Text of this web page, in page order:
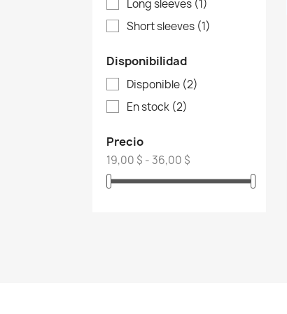
Long sleeves (1)
Short sleeves (1)
Disponibilidad
Disponible (2)
En stock (2)
Precio
19,00 $ - 36,00 $